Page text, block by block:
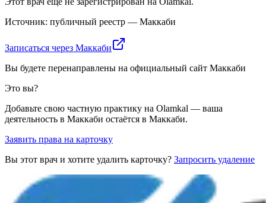
Источник: публичный реестр — Маккаби
Записаться через Маккаби
Вы будете перенаправлены на официальный сайт Маккаби
Это вы?
Добавьте свою частную практику на Olamkal — ваша
деятельность в Маккаби остаётся в Маккаби.
Заявить права на карточку
Вы этот врач и хотите удалить карточку? Запросить удаление